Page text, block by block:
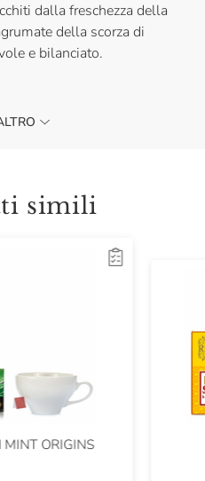
dalla freschezza della
della scorza di
e bilanciato.
ogni volta che
simili
ORIGINS